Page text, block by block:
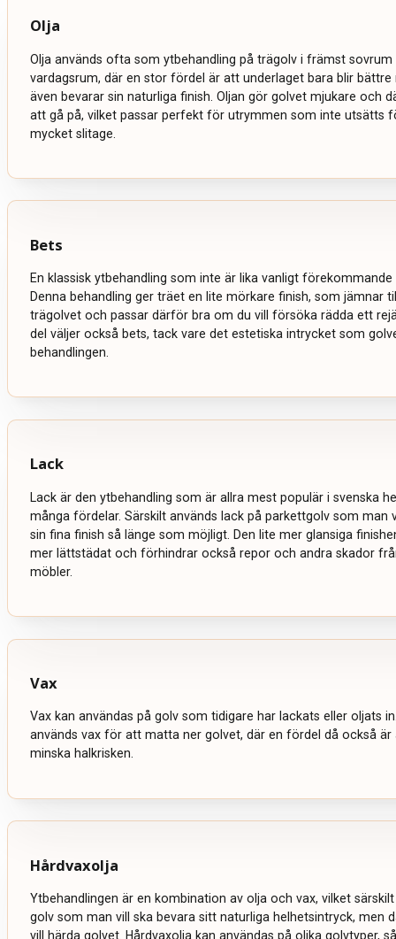
Olja
Olja används ofta som ytbehandling på trägolv i främst sovrum
vardagsrum, där en stor fördel är att underlaget bara blir
även bevarar sin naturliga finish. Oljan gör golvet mjukare och
att gå på, vilket passar perfekt för utrymmen som inte utsätts
mycket slitage.
Bets
En klassisk ytbehandling som inte är lika vanligt förekommande
Denna behandling ger träet en lite mörkare finish, som jämnar
trägolvet och passar därför bra om du vill försöka rädda ett
del väljer också bets, tack vare det estetiska intrycket som
behandlingen.
Lack
Lack är den ytbehandling som är allra mest populär i svenska
många fördelar. Särskilt används lack på parkettgolv som man
sin fina finish så länge som möjligt. Den lite mer glansiga
mer lättstädat och förhindrar också repor och andra skador
möbler.
Vax
Vax kan användas på golv som tidigare har lackats eller oljats
används vax för att matta ner golvet, där en fördel då också är
minska halkrisken.
Hårdvaxolja
Ytbehandlingen är en kombination av olja och vax, vilket
golv som man vill ska bevara sitt naturliga helhetsintryck, men
vill härda golvet. Hårdvaxolja kan användas på olika golvtyper,